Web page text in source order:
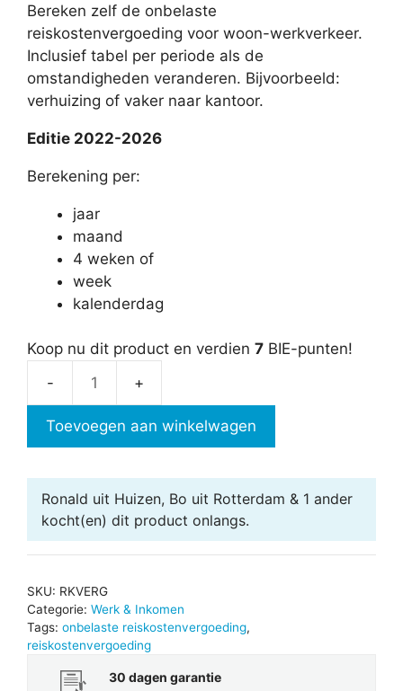
Bereken zelf de onbelaste
reiskostenvergoeding voor woon-werkverkeer.
Inclusief tabel per periode als de
omstandigheden veranderen. Bijvoorbeeld:
verhuizing of vaker naar kantoor.
Editie 2022-2026
Berekening per:
jaar
maand
4 weken of
week
kalenderdag
Koop nu dit product en verdien 7 BIE-punten!
Toevoegen aan winkelwagen
Ronald uit Huizen, Bo uit Rotterdam & 1 ander
kocht(en) dit product onlangs.
SKU: RKVERG
Categorie: Werk & Inkomen
Tags: onbelaste reiskostenvergoeding,
reiskostenvergoeding
30 dagen garantie